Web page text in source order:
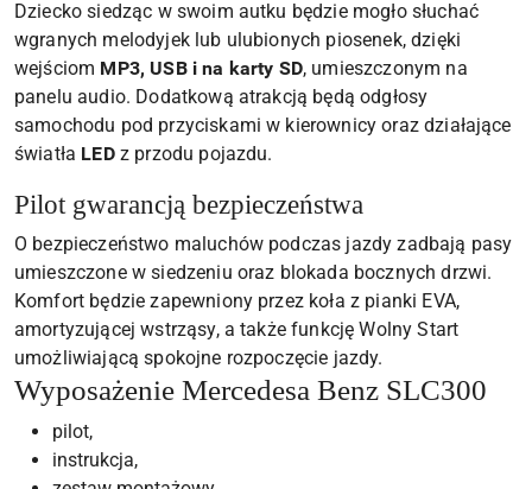
Dziecko siedząc w swoim autku będzie mogło słuchać
wgranych melodyjek lub ulubionych piosenek, dzięki
wejściom MP3, USB i na karty SD, umieszczonym na
panelu audio. Dodatkową atrakcją będą odgłosy
samochodu pod przyciskami w kierownicy oraz działające
światła LEDz przodu pojazdu.
Pilot gwarancją bezpieczeństwa
O bezpieczeństwo maluchów podczas jazdy zadbają pasy
umieszczone w siedzeniu oraz blokada bocznych drzwi.
Komfort będzie zapewniony przez koła z pianki EVA,
amortyzującej wstrząsy, a także funkcję Wolny Start
umożliwiającą spokojne rozpoczęcie jazdy.
Wyposażenie Mercedesa Benz SLC300
pilot,
instrukcja,